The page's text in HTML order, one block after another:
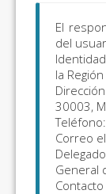
El
del
la
30003,
Correo
General
Contacto